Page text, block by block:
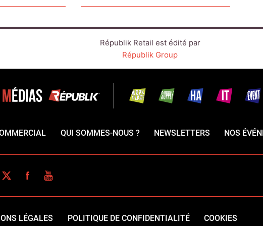
Républik Retail est édité par
Républik Group
QUI SOMMES-NOUS ? NEWSLETTERS NOS
TWITTERFACEBOOK
YOUTUBE
LÉGALES POLITIQUE DE CONFIDENTIALITÉ COOKIES